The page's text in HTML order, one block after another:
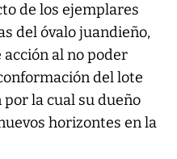
de los ejemplares
del óvalo juandieño,
al no poder
del lote
la cual su dueño
horizontes en la